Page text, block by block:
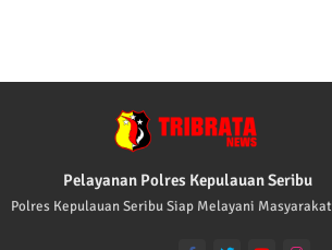
Pelayanan Polres Kepulauan Seribu
Polres Kepulauan Seribu Siap Melayani Masyarakat